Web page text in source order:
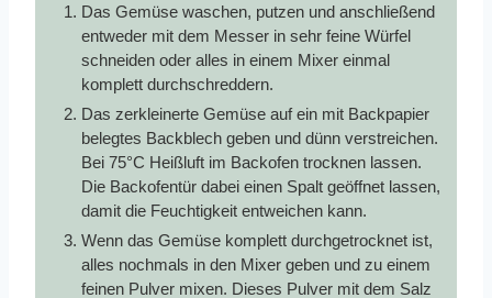
Das Gemüse waschen, putzen und anschließend
entweder mit dem Messer in sehr feine Würfel
schneiden oder alles in einem Mixer einmal
komplett durchschreddern.
Das zerkleinerte Gemüse auf ein mit Backpapier
belegtes Backblech geben und dünn verstreichen.
Bei 75°C Heißluft im Backofen trocknen lassen.
Die Backofentür dabei einen Spalt geöffnet lassen,
damit die Feuchtigkeit entweichen kann.
Wenn das Gemüse komplett durchgetrocknet ist,
alles nochmals in den Mixer geben und zu einem
feinen Pulver mixen. Dieses Pulver mit dem Salz